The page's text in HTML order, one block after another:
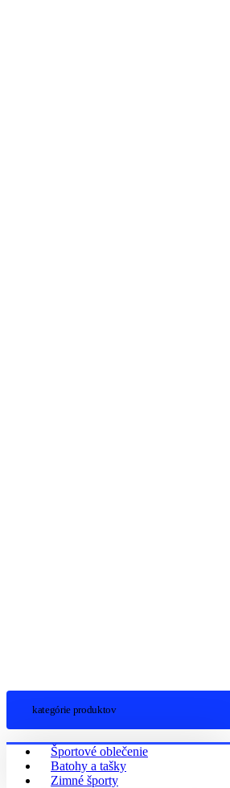
kategórie produktov
Športové oblečenie
Batohy a tašky
Zimné športy